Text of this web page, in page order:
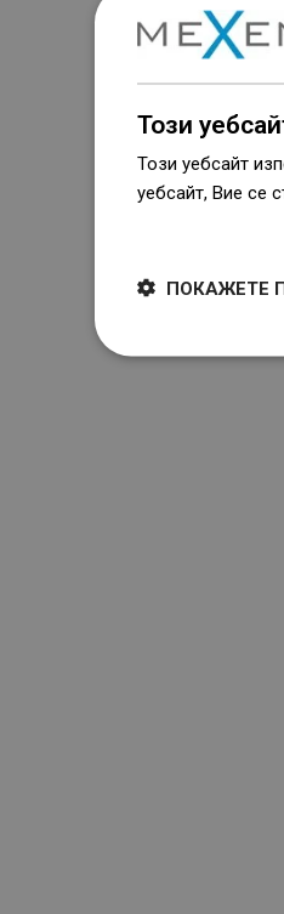
Този
Този уебсайт
уебсайт, Вие се
ПОКАЖЕТЕ